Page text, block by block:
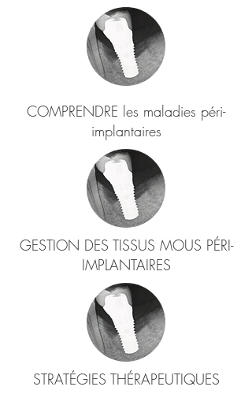
COMPRENDRE les maladies péri-
implantaires
GESTION DES TISSUS MOUS PÉRI-
IMPLANTAIRES
STRATÉGIES THÉRAPEUTIQUES